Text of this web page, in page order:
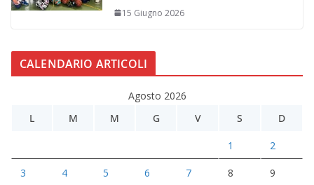
15 Giugno 2026
CALENDARIO ARTICOLI
Agosto 2026
L
M M G V S D
1 2
3 4 5 6 7 8 9